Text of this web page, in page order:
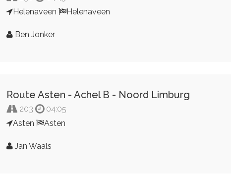
Helenaveen
Helenaveen
Ben Jonker
Route Asten - Achel B - Noord Limburg
203
04:05
Asten
Asten
Jan Waals